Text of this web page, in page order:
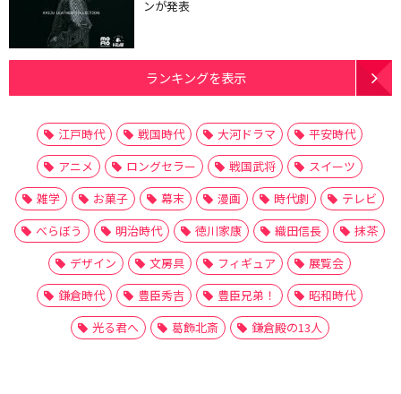
ンが発表
ランキングを表示
江戸時代 戦国時代 大河ドラマ
平安時代
アニメ
ロングセラー 戦国武将
スイーツ
雑学
お菓子 幕末 漫画 時代劇
テレビ
べらぼう
明治時代 徳川家康 織田信長
抹茶
デザイン
文房具 フィギュア
展覧会
鎌倉時代
豊臣秀吉 豊臣兄弟！
昭和時代
光る君へ
葛飾北斎 鎌倉殿の13人